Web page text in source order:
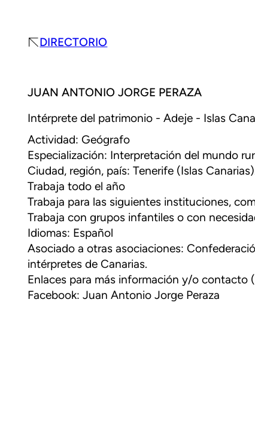
DIRECTORIO
JUAN ANTONIO JORGE PERAZA
Intérprete del patrimonio - Adeje - Islas
Actividad: Geógrafo
Especialización: Interpretación del mundo
Ciudad, región, país: Tenerife (Islas
Trabaja todo el año
Trabaja para las siguientes instituciones,
Trabaja con grupos infantiles o con
Idiomas: Español
Asociado a otras asociaciones:
intérpretes de Canarias.
Enlaces para más información y/o contacto
Facebook: Juan Antonio Jorge Peraza